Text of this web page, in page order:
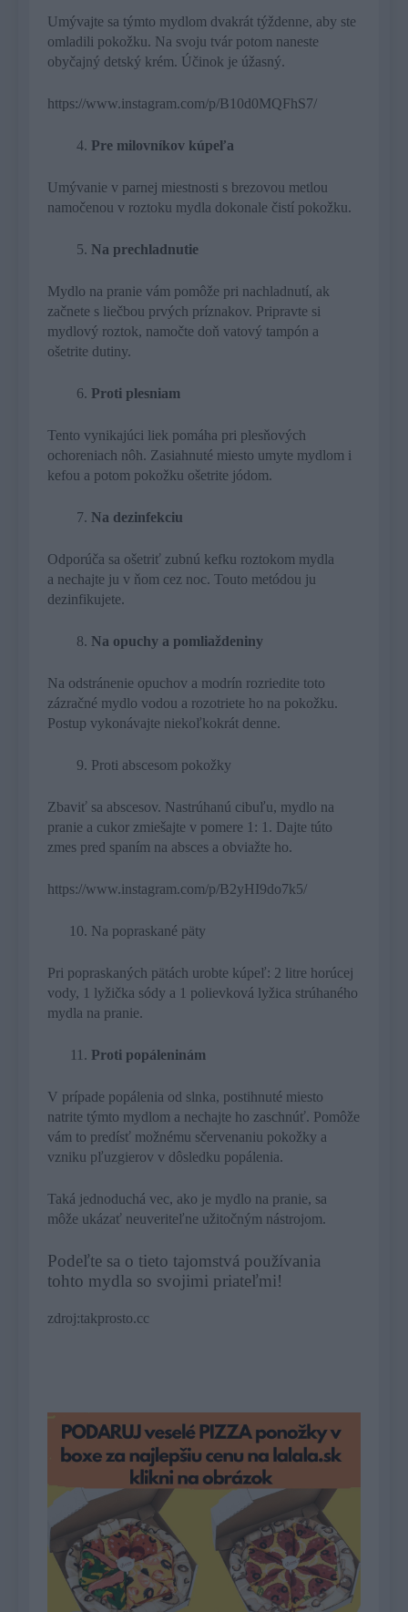
Umývajte sa týmto mydlom dvakrát týždenne, aby ste
omladili pokožku. Na svoju tvár potom naneste
obyčajný detský krém. Účinok je úžasný.
https://www.instagram.com/p/B10d0MQFhS7/
Pre milovníkov kúpeľa
Umývanie v parnej miestnosti s brezovou metlou
namočenou v roztoku mydla dokonale čistí pokožku.
Na prechladnutie
Mydlo na pranie vám pomôže pri nachladnutí, ak
začnete s liečbou prvých príznakov. Pripravte si
mydlový roztok, namočte doň vatový tampón a
ošetrite dutiny.
Proti plesniam
Tento vynikajúci liek pomáha pri plesňových
ochoreniach nôh. Zasiahnuté miesto umyte mydlom i
kefou a potom pokožku ošetrite jódom.
Na dezinfekciu
Odporúča sa ošetriť zubnú kefku roztokom mydla
a nechajte ju v ňom cez noc. Touto metódou ju
dezinfikujete.
Na opuchy a pomliaždeniny
Na odstránenie opuchov a modrín rozriedite toto
zázračné mydlo vodou a rozotriete ho na pokožku.
Postup vykonávajte niekoľkokrát denne.
Proti abscesom pokožky
Zbaviť sa abscesov. Nastrúhanú cibuľu, mydlo na
pranie a cukor zmiešajte v pomere 1: 1. Dajte túto
zmes pred spaním na absces a obviažte ho.
https://www.instagram.com/p/B2yHI9do7k5/
Na popraskané päty
Pri popraskaných pätách urobte kúpeľ: 2 litre horúcej
vody, 1 lyžička sódy a 1 polievková lyžica strúhaného
mydla na pranie.
Proti popáleninám
V prípade popálenia od slnka, postihnuté miesto
natrite týmto mydlom a nechajte ho zaschnúť. Pomôže
vám to predísť možnému sčervenaniu pokožky a
vzniku pľuzgierov v dôsledku popálenia.
Taká jednoduchá vec, ako je mydlo na pranie, sa
môže ukázať neuveriteľne užitočným nástrojom.
Podeľte sa o tieto tajomstvá používania
tohto mydla so svojimi priateľmi!
zdroj:takprosto.cc